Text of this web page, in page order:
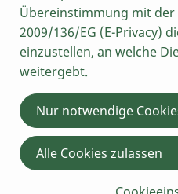
Auswahl ändern
1 EL
Grillgewü
rz
Übereinstimmung mit der
2009/136/EG (E-Privacy)
einzustellen, an welche
weitergebt.
Nur notwendige
Alle Cookies zulassen